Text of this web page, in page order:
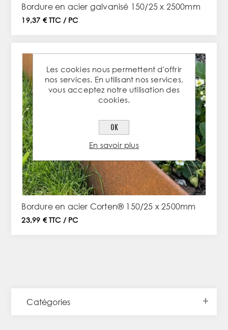
Bordure en acier galvanisé 150/25 x 2500mm
19,37 € TTC / PC
Bordure en acier Corten® 150/25 x 2500mm
23,99 € TTC / PC
Catégories
Les cookies nous permettent d'offrir
nos services. En utilisant nos services,
vous acceptez notre utilisation des
cookies.
OK
En savoir plus